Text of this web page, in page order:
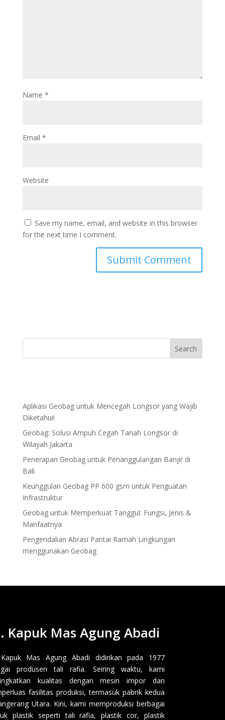
Name *
Email *
Website
Save my name, email, and website in this browser
for the next time I comment.
Aplikasi Geobag untuk Mencegah Longsor yang Wajib
Diketahui!
Geobag: Solusi Ampuh Cegah Tanah Longsor di
Wilayah Jakarta
Penerapan Geobag untuk Penanggulangan Banjir di
Bali
Keunggulan Geobag PP 600 gsm untuk Penguatan
Infrastruktur
Geobag untuk Memperkuat Tanggul: Fungsi, Jenis &
Manfaatnya
Pengendalian Abrasi Pantai Ramah Lingkungan
menggunakan Geobag
Kapuk Mas Agung Abadi
Mas Agung Abadi didirikan pada 1977
produsen tali rafia. Seiring waktu, kami
kualitas dengan mesin impor dan
fasilitas produksi, termasuk pabrik kedua
Utara. Kini, kami memproduksi berbagai
plastik seperti tali rafia, plastik cor, plastik